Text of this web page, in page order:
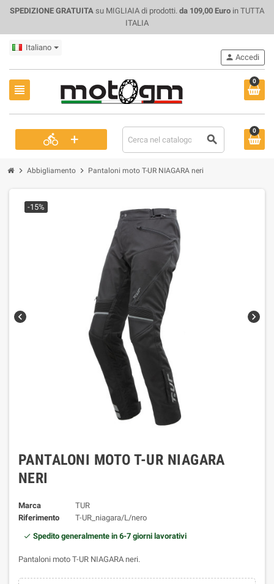
SPEDIZIONE GRATUITA su MIGLIAIA di prodotti. da 109,00 Euro in TUTTA
ITALIA
Italiano
view_headline
0
directions_bike + search
person Accedi
0
chevron_right Abbigliamento chevron_right Pantaloni moto T-UR NIAGARA neri
chevron_left chevron_right
-15%
PANTALONI MOTO T-UR NIAGARA
NERI
Marca
TUR
Riferimento
T-UR_niagara/L/nero
Spedito generalmente in 6-7 giorni lavorativi
Pantaloni moto T-UR NIAGARA neri.